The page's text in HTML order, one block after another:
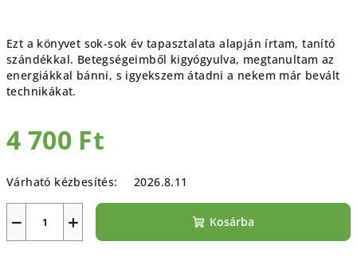
Ezt a könyvet sok-sok év tapasztalata alapján írtam, tanító
szándékkal. Betegségeimből kigyógyulva, megtanultam az
energiákkal bánni, s igyekszem átadni a nekem már bevált
technikákat.
4 700 Ft
Várható kézbesítés:
2026.8.11
+
− Kosárba